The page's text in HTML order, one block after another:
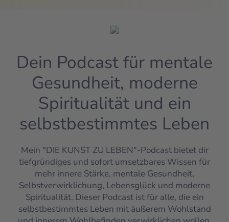
Dein Podcast für mentale
Gesundheit, moderne
Spiritualität und ein
selbstbestimmtes Leben
Mein "DIE KUNST ZU LEBEN"-Podcast bietet dir
tiefgründiges und sofort umsetzbares Wissen für
mehr innere Stärke, mentale Gesundheit,
Selbstverwirklichung, Lebensglück und moderne
Spiritualität. Dieser Podcast ist für alle, die ein
selbstbestimmtes Leben mit äußerem Wohlstand